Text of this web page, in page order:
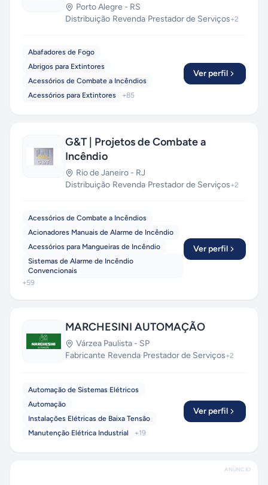
Porto Alegre - RS
Distribuição·Revenda·Prestador de Serviços+2
Abafadores de Fogo
Abrigos para Extintores
Acessórios de Combate a Incêndios
Acessórios para Extintores
+85
Ver perfil
G&T | Projetos de Combate a
Incêndio
Rio de Janeiro - RJ
Distribuição·Revenda·Prestador de Serviços+2
Acessórios de Combate a Incêndios
Acionadores Manuais de Alarme de Incêndio
Acessórios para Mangueiras de Incêndio
Sistemas de Alarme de Incêndio
Convencionais
+59
Ver perfil
MARCHESINI AUTOMAÇÃO
Várzea Paulista - SP
Fabricante·Revenda·Prestador de Serviços+2
Automação de Sistemas Elétricos
Automação
Instalações Elétricas de Baixa Tensão
Manutenção Elétrica Industrial
+19
Ver perfil
ANÚNCIO